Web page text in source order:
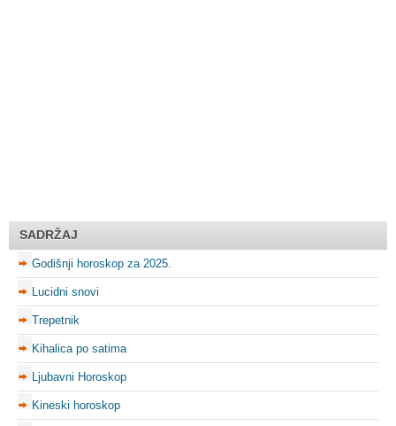
SADRŽAJ
Godišnji horoskop za 2025.
Lucidni snovi
Trepetnik
Kihalica po satima
Ljubavni Horoskop
Kineski horoskop